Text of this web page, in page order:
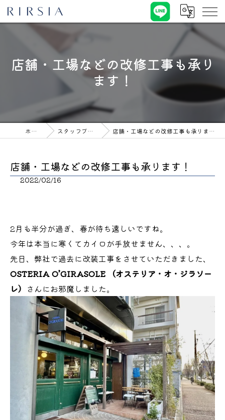
店舗・工場などの改修工事も承り
ます！
ホーム スタッフブログ 店舗・工場などの改修工事も承ります！
店舗・工場などの改修工事も承ります！
2022/02/16
2月も半分が過ぎ、春が待ち遠しいですね。
今年は本当に寒くてカイロが手放せません、、、。
先日、弊社で過去に改装工事をさせていただきました、
OSTERIA O’GIRASOLE （オステリア・オ・ジラソー
レ） さんにお邪魔しました。